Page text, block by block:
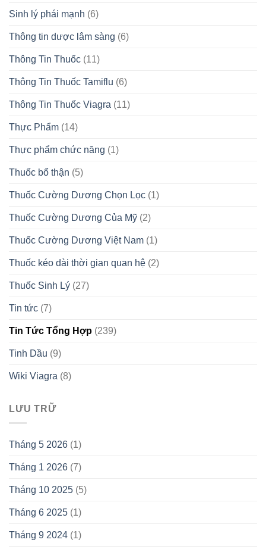
Sinh lý phái mạnh (6)
Thông tin dược lâm sàng (6)
Thông Tin Thuốc (11)
Thông Tin Thuốc Tamiflu (6)
Thông Tin Thuốc Viagra (11)
Thực Phẩm (14)
Thực phẩm chức năng (1)
Thuốc bổ thận (5)
Thuốc Cường Dương Chọn Lọc (1)
Thuốc Cường Dương Của Mỹ (2)
Thuốc Cường Dương Việt Nam (1)
Thuốc kéo dài thời gian quan hệ (2)
Thuốc Sinh Lý (27)
Tin tức (7)
Tin Tức Tổng Hợp (239)
Tinh Dầu (9)
Wiki Viagra (8)
LƯU TRỮ
Tháng 5 2026 (1)
Tháng 1 2026 (7)
Tháng 10 2025 (5)
Tháng 6 2025 (1)
Tháng 9 2024 (1)